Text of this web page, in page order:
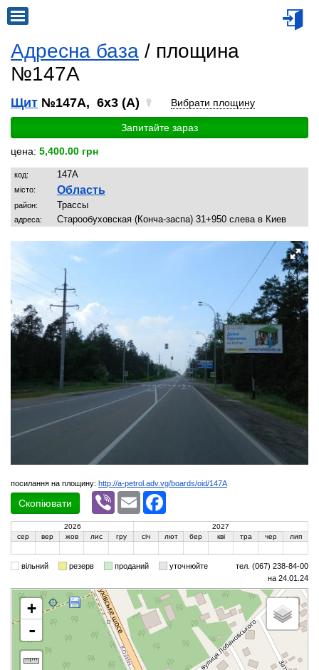
Адресна база / площина
№147A
Щит №147A, 6x3 (A) Вибрати площину
Запитайте зараз
цена: 5,400.00 грн
код: 147A
місто: Область
район: Трассы
адреса: Старообуховская (Конча-заспа) 31+950 слева в Киев
посилання на площину: http://a-petrol.adv.vg/boards/oid/147A
Скопіювати
Viber Email
2026
2027
сер
вер жов лис гру січ лют бер кві тра чер лип
вільний резерв проданий уточнюйте
тел. (067) 238-84-00
на 24.01.24
+
-